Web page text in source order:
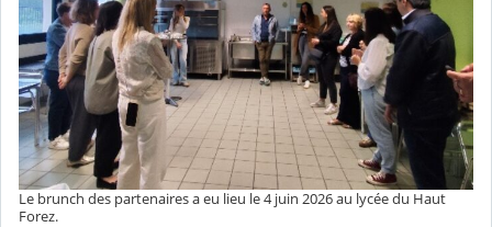
Le brunch des partenaires a eu lieu le 4 juin 2026 au lycée du Haut
Forez.